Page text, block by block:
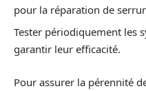
pour la réparation de
Tester périodiquement les
garantir leur efficacité.
Pour assurer la pérennité